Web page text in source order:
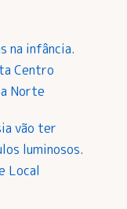
na infância.
Centro
Norte
vão ter
luminosos.
Local